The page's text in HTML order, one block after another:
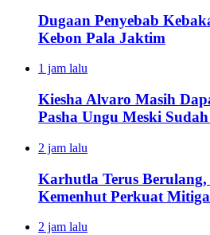
Dugaan Penyebab
Kebon Pala Jaktim
1 jam lalu
Kiesha Alvaro Masih
Pasha Ungu Meski Sudah
2 jam lalu
Karhutla Terus Berulang,
Kemenhut Perkuat
2 jam lalu